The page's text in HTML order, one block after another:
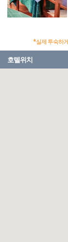
*실제 투숙하
호텔위치